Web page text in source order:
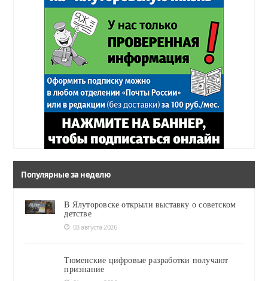
Популярные за неделю
В Ялуторовске открыли выставку о советском
детстве
03 августа 2026
Тюменские цифровые разработки получают
признание